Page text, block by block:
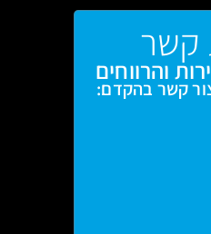
קשר
והרווחים
קשר בהקדם: